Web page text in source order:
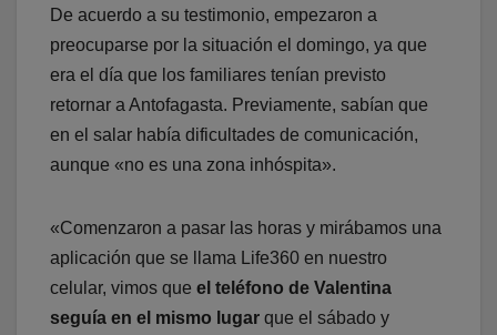
De acuerdo a su testimonio, empezaron a
preocuparse por la situación el domingo, ya que
era el día que los familiares tenían previsto
retornar a Antofagasta. Previamente, sabían que
en el salar había dificultades de comunicación,
aunque «no es una zona inhóspita».
«Comenzaron a pasar las horas y mirábamos una
aplicación que se llama Life360 en nuestro
celular, vimos que el teléfono de Valentina
seguía en el mismo lugar que el sábado y